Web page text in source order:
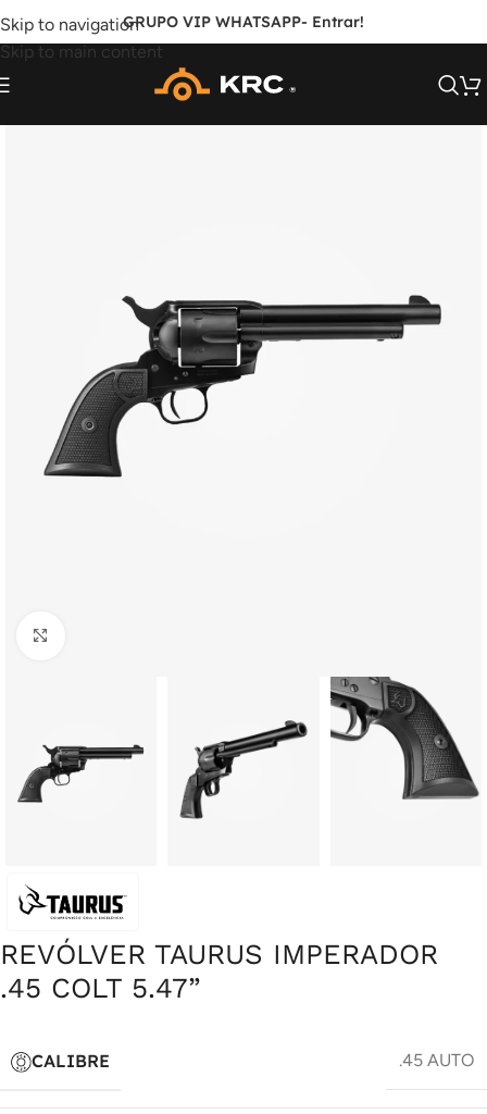
Skip to navigation
Skip to main content
GRUPO VIP WHATSAPP- Entrar!
REVÓLVER TAURUS IMPERADOR
.45 COLT 5.47”
CALIBRE .45 AUTO